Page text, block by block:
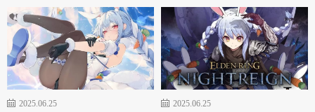
2025.06.25 2025.06.25